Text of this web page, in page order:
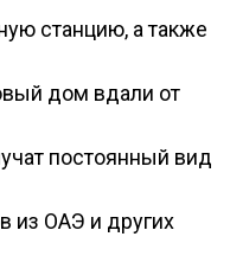
станцию, а также
дом вдали от
постоянный вид
из ОАЭ и других